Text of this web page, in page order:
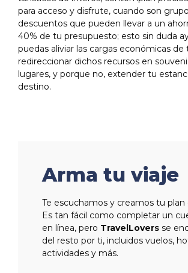
para acceso y disfrute, cuando son
descuentos que pueden llevar a un
40% de tu presupuesto; esto sin duda
puedas aliviar las cargas económicas de
redireccionar dichos recursos en
lugares, y porque no, extender tu
destino.
Arma tu viaje
Te escuchamos y creamos tu plan
Es tan fácil como completar un
en línea, pero TravelLovers se
del resto por ti, incluidos vuelos,
actividades y más.